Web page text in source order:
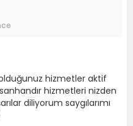
hizmetler aktif
hizmetleri nizden
diliyorum saygılarımı